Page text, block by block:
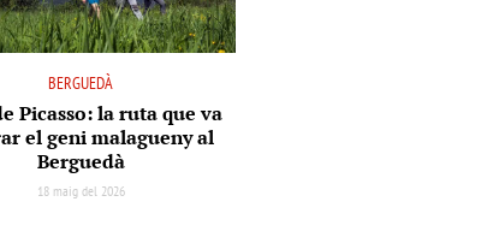
BERGUEDÀ
Picasso: la ruta que va
el geni malagueny al
Berguedà
18 maig del 2026